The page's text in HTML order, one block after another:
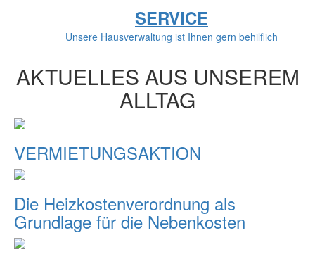
SERVICE
Unsere Hausverwaltung ist Ihnen gern behilflich
AKTUELLES AUS UNSEREM
ALLTAG
VERMIETUNGSAKTION
Die Heizkostenverordnung als
Grundlage für die Nebenkosten